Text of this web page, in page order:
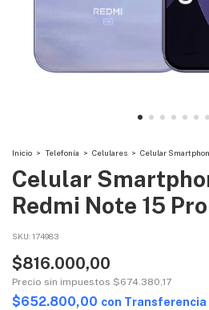
Inicio > Telefonía > Celulares > Celular
Celular
Redmi Note 15 Pro
SKU: 174983
$816.000,00
Precio sin impuestos $674.380,17
$652.800,00 con Transferencia